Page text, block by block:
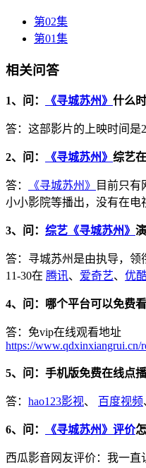
第02集
第01集
相关问答
1、问： 《寻城苏州》 什么
答：这部影片的上映时间是
2、问： 《寻城苏州》 综艺
答： 《寻城苏州》
目前只有
小小影院等播出，没有在电
3、问： 综艺《寻城苏州》
答：寻城苏州是由执导，领
11-30在 腾讯、 爱奇艺、 优
4、问：哪个平台可以免费看
答：免vip在线观看地址
https://www.qdxinxiangrui.cn/
5、问：手机版免费在线点播
答： hao123影视、 百度视频
6、问： 《寻城苏州》评价
西瓜影音网友评价：我一